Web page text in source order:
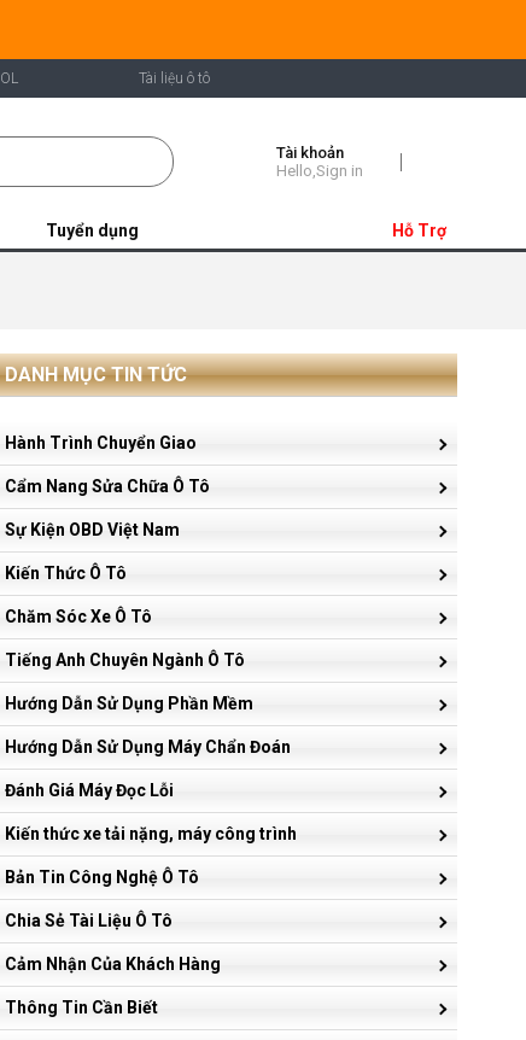
Tài liệu ô tô
Tài khoản
Hello,Sign in
Hỗ Trợ
Tuyển dụng
DANH MỤC TIN TỨC
Hành Trình Chuyển Giao
Cẩm Nang Sửa Chữa Ô Tô
Sự Kiện OBD Việt Nam
Kiến Thức Ô Tô
Chăm Sóc Xe Ô Tô
Tiếng Anh Chuyên Ngành Ô Tô
Hướng Dẫn Sử Dụng Phần Mềm
Hướng Dẫn Sử Dụng Máy Chẩn Đoán
Đánh Giá Máy Đọc Lỗi
Kiến thức xe tải nặng, máy công trình
Bản Tin Công Nghệ Ô Tô
Chia Sẻ Tài Liệu Ô Tô
Cảm Nhận Của Khách Hàng
Thông Tin Cần Biết